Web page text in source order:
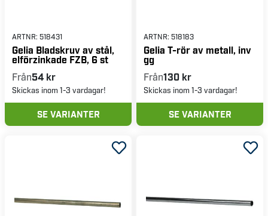
ARTNR: 518431
Gelia Bladskruv av stål,
elförzinkade FZB, 6 st
Från54 kr
Skickas inom 1-3 vardagar!
SE VARIANTER
ARTNR: 518183
Gelia T-rör av metall, inv
gg
Från130 kr
Skickas inom 1-3 vardagar!
SE VARIANTER